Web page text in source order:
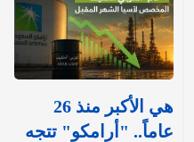
هي الأكبر منذ 26
عاماً.. "أرامكو" تتجه